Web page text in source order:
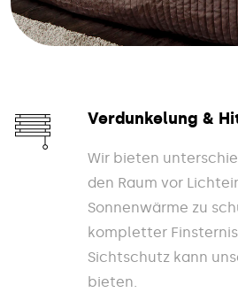
Verdunkelung &
Wir bieten
den Raum vor
Sonnenwärme zu
kompletter
Sichtschutz kann
bieten.